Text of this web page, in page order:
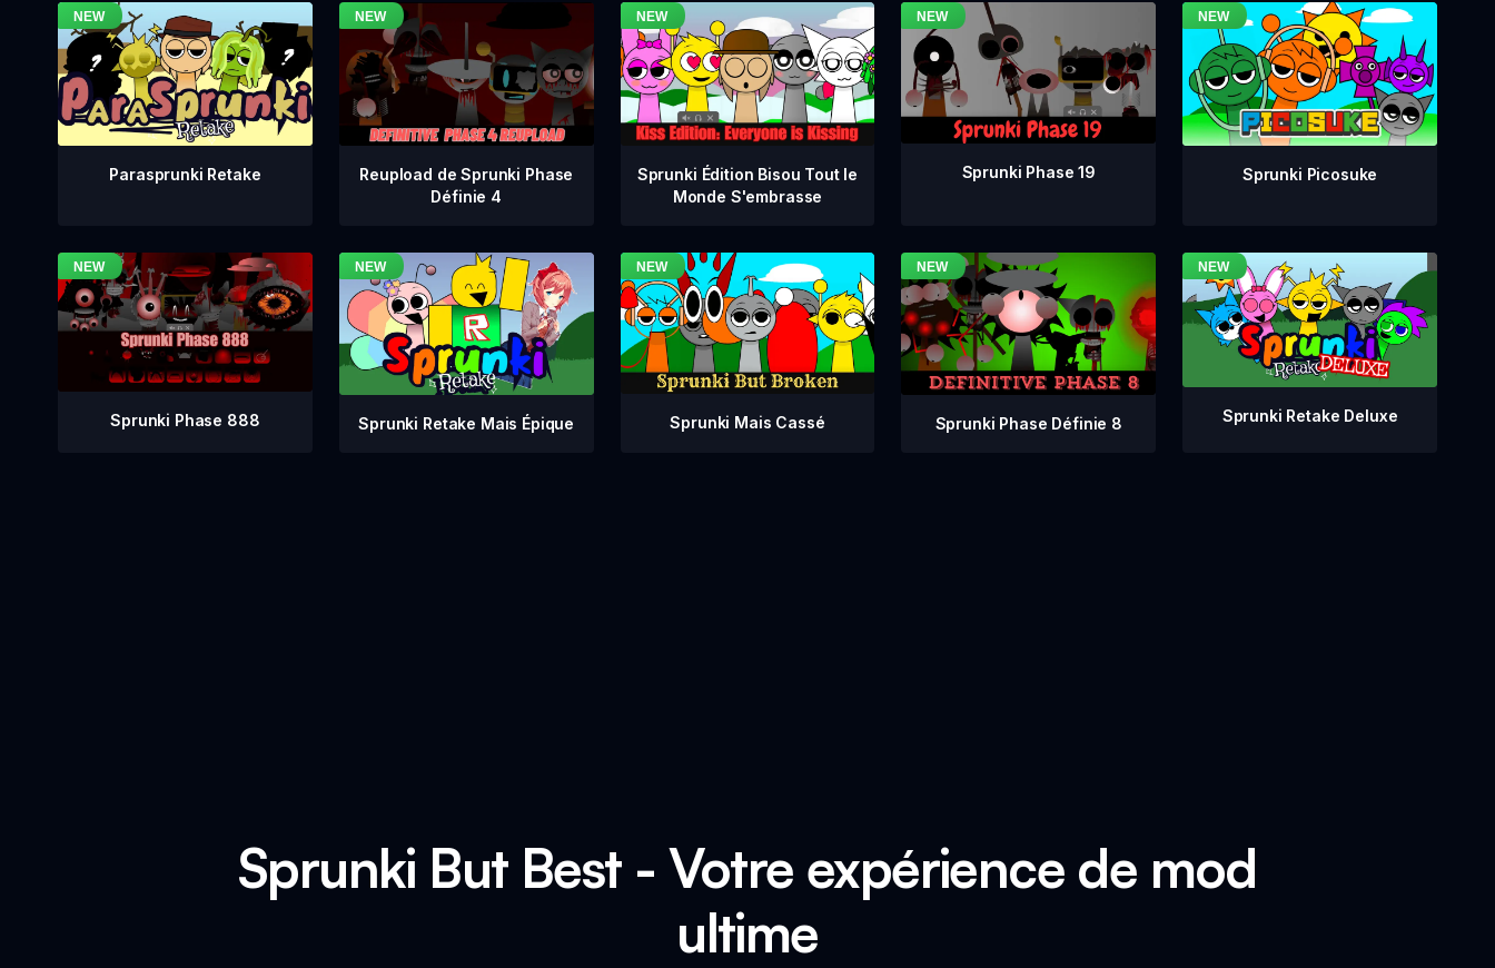
Parasprunki Retake
Reupload de Sprunki Phase
Définie 4
Sprunki Édition Bisou Tout le
Monde S'embrasse
Sprunki Phase 19 Sprunki Picosuke
Sprunki Phase 888 Sprunki Retake Mais Épique Sprunki Mais Cassé Sprunki Phase Définie 8 Sprunki Retake Deluxe
Sprunki But Best - Votre expérience de mod
ultime